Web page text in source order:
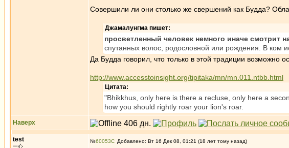
Совершили ли они столько же свершений как Будда?
Джамалунгма пишет:
просветленный человек немного иначе смотрит
спутанных волос, родословной или рождения. В ком
Да Будда говорил, что только в этой традиции возможно
http://www.accesstoinsight.org/tipitaka/mn/mn.011.ntbb.html
Цитата:
"Bhikkhus, only here is there a recluse, only here a
how you should rightly roar your lion's roar.
Наверх
test
一心
№60053 Добавлено: Вт 16 Дек 08, 01:21 (18 лет тому назад)